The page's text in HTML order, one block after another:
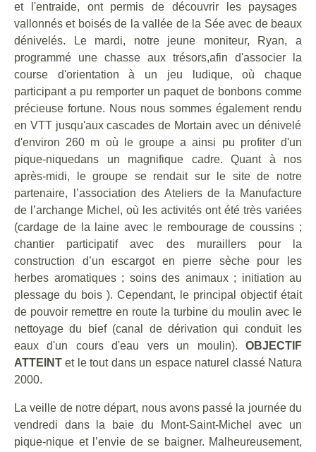
et l'entraide, ont permis de découvrir les paysages
vallonnés et boisésde la vallée de la Sée avec de beaux
dénivelés.
Le mardi, notre jeune moniteur, Ryan, a
programmé une chasse aux trésors,afin d'associer l a
course d'orientation à un jeu ludique, où chaque
participant a pu remporter un paquet de bonbons comme
précieuse fortune. Nous nous sommes également rendu
en VTT jusqu'auxcascades de Mortain avec un dénivelé
d'environ 260 m où le groupea ainsi pu profiter d'un
pique-niquedans un magnifique cadre. Quant à nos
après-midi, le groupe se rendait sur le site de notre
partenaire,
l’association des Ateliers de la Manufacture
de l’archange Michel , où l es activités ont été très variées
(cardage de la laine avec le rembourage de coussins ;
chantier participatif avec des muraillers pour la
construction d’un escargot en pierre sèche pour les
herbes aromatiques ; soins des animaux ; initiation au
plessage du bois ). Cependant, le principal objectif était
de pouvoir remettre en route la turbine du moulin avec le
nettoyage du bief (canal de dérivation qui conduit les
eaux d'un cours d'eau vers un moulin).OBJECTIF
ATTEINT et le tout dans un espace naturel classé Natura
2000.
La veille de notre départ, nous avons passé la journée du
vendredi dans la baie du Mont-Saint-Michel avec un
pique-nique et l’envie de se baigner. Malheureusement,